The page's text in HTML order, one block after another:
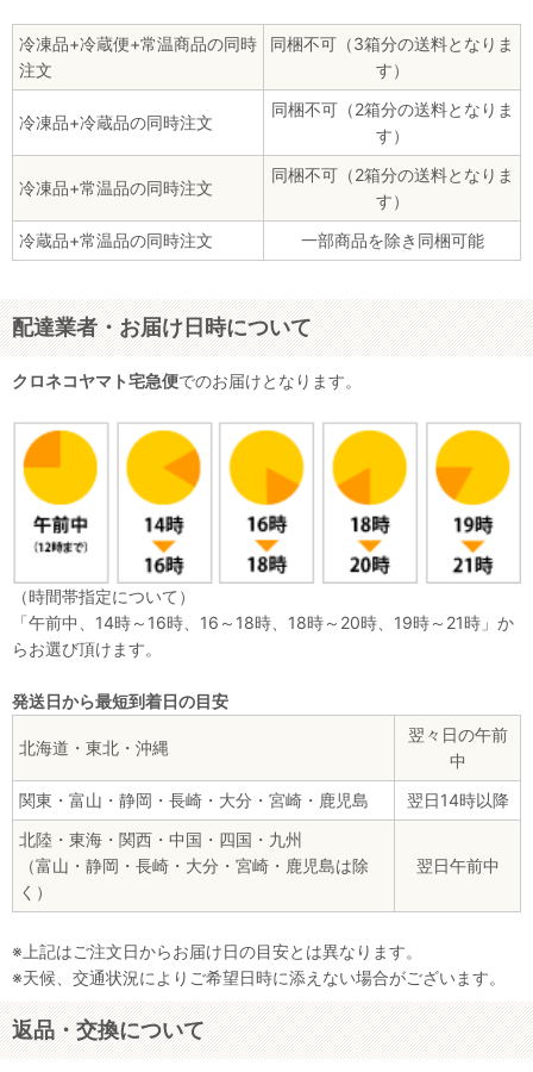
冷凍品+冷蔵便+常温商品の同時
注文
同梱不可（3箱分の送料となりま
す）
冷凍品+冷蔵品の同時注文
同梱不可（2箱分の送料となりま
す）
冷凍品+常温品の同時注文
同梱不可（2箱分の送料となりま
す）
冷蔵品+常温品の同時注文
一部商品を除き同梱可能
配達業者・お届け日時について
クロネコヤマト宅急便でのお届けとなります。
（時間帯指定について）
「午前中、14時～16時、16～18時、18時～20時、19時～21時」か
らお選び頂けます。
発送日から最短到着日の目安
北海道・東北・沖縄
翌々日の午前
中
関東・富山・静岡・長崎・大分・宮崎・鹿児島
翌日14時以降
北陸・東海・関西・中国・四国・九州
（富山・静岡・長崎・大分・宮崎・鹿児島は除
く）
翌日午前中
※上記はご注文日からお届け日の目安とは異なります。
※天候、交通状況によりご希望日時に添えない場合がございます。
返品・交換について